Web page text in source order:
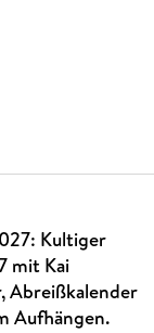
Kultiger
mit Kai
Abreißkalender
Aufhängen.